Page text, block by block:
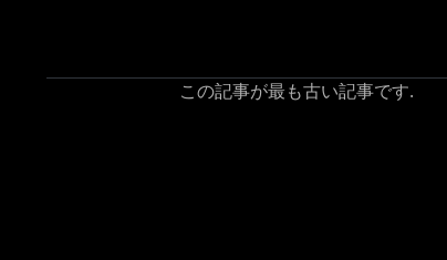
この記事が最も古い記事です.